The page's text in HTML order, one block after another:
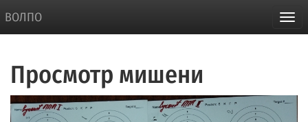
ВОЛПО
Просмотр мишени